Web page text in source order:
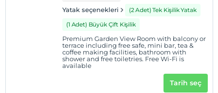
Yatak seçenekleri
(2 Adet) Tek Kişilik Yatak
(1 Adet) Büyük Çift Kişilik
Premium Garden View Room with balcony or
terrace including free safe, mini bar, tea &
coffee making facilities, bathroom with
shower and free toiletries. Free Wi-Fi is
available
Tarih seç